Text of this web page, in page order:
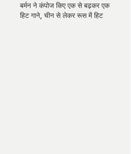
बर्मन ने कंपोज किए एक से बढ़कर एक
हिट गाने, चीन से लेकर रूस में हिट